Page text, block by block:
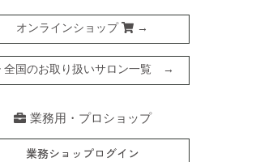
オンラインショップ →
全国のお取り扱いサロン一覧 →
業務用・プロショップ
業務ショップログイン